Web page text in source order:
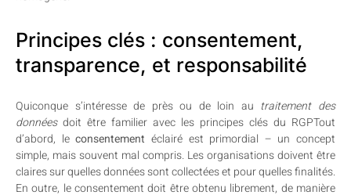
Principes clés : consentement,
transparence, et responsabilité
Quiconque s’intéresse de près ou de loin au traitement des
donnéesdoit être familier avec les principes clés du RGPTout
d’abord, leconsentement éclairé est primordial – un concept
simple, mais souvent mal compris. Les organisations doivent être
claires sur quelles données sont collectées et pour quelles finalités.
En outre, le consentement doit être obtenu librement, de manière